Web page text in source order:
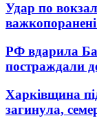
Удар по
РФ вдарила
постраждали
Харківщина
загинула,